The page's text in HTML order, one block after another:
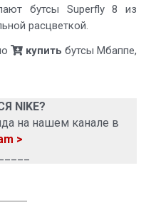
бутсы Superfly 8 из
расцветкой.
купить бутсы Мбаппе,
NIKE?
на нашем канале в
>